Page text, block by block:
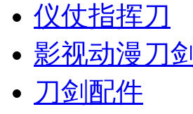
仪仗指挥刀
影视动漫刀剑
刀剑配件